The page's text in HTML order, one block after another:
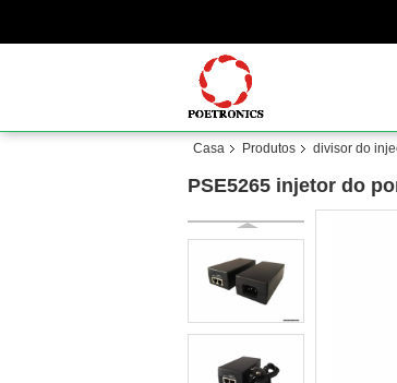
Casa Produtos divisor do
PSE5265 injetor do